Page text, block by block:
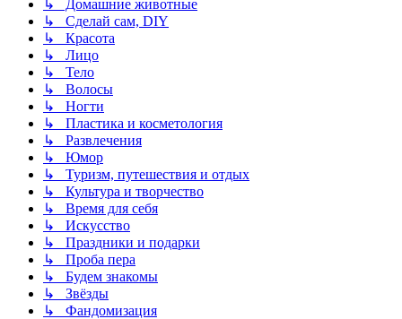
↳ Домашние животные
↳ Сделай сам, DIY
↳ Красота
↳ Лицо
↳ Тело
↳ Волосы
↳ Ногти
↳ Пластика и косметология
↳ Развлечения
↳ Юмор
↳ Туризм, путешествия и отдых
↳ Культура и творчество
↳ Время для себя
↳ Искусство
↳ Праздники и подарки
↳ Проба пера
↳ Будем знакомы
↳ Звёзды
↳ Фандомизация